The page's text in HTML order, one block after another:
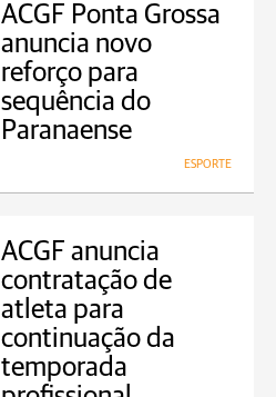
ACGF Ponta Grossa
anuncia novo
reforço para
sequência do
Paranaense
ESPORTE
ACGF anuncia
contratação de
atleta para
continuação da
temporada